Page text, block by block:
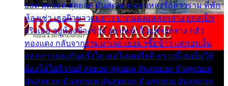
ยอด สุดยอด สุดยอด มันสุดยอด แอบหลงรักสาวราม ที่พัก
ห้องเช่า เธอผิวขาวผมยาว ปากแดงแหลงกลาง ถูกสเป็ก
จริงเธอ อยู่ห้องข้างข้าง อยากเข้าไปแหลงกลาง กลัว
ทองแดง กลับจากรามมาเจอ เธอมาซื้อข้าว แต่ก่อนนั้น
สองเรา เจอะกันครั้งใด เธอไม่เคยไยดี คราวนี้เธอยิ้มให้
ต้องให้ใส่ลีวายส์ สุดยอด สุดยอด มันสุดยอด มันสุดยอด
มันสุดยอด มันสุดยอด มันสุดยอด มันสุดยอด มันสุดยอด